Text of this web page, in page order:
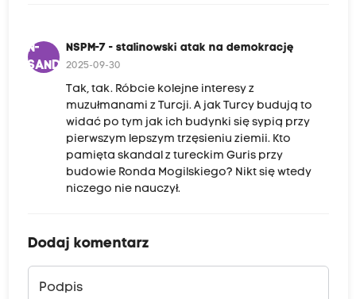
N-
SAND
NSPM-7 - stalinowski atak na demokrację
2025-09-30
Tak, tak. Róbcie kolejne interesy z
muzułmanami z Turcji. A jak Turcy budują to
widać po tym jak ich budynki się sypią przy
pierwszym lepszym trzęsieniu ziemii. Kto
pamięta skandal z tureckim Guris przy
budowie Ronda Mogilskiego? Nikt się wtedy
niczego nie nauczył.
Dodaj komentarz
Podpis